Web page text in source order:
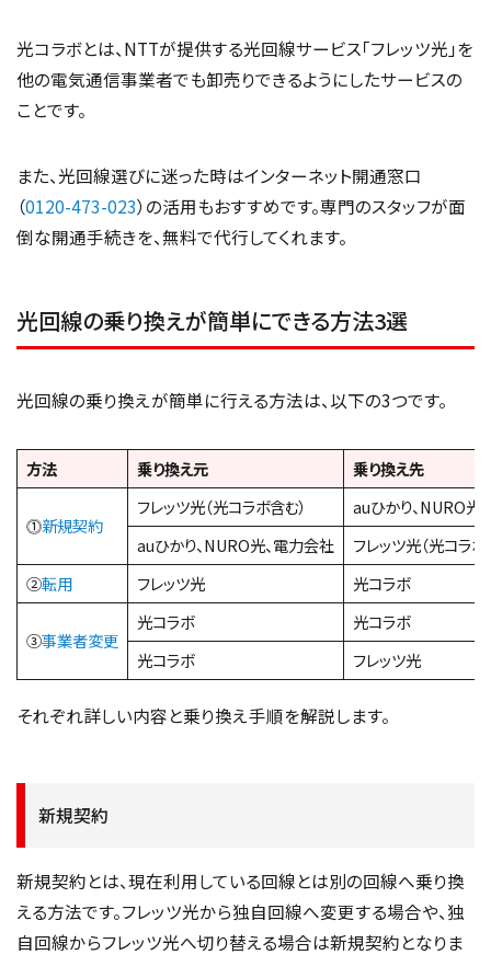
光コラボとは、NTTが提供する光回線サービス「フレッツ光」を
他の電気通信事業者でも卸売りできるようにしたサービスの
ことです。
また、光回線選びに迷った時はインターネット開通窓口
（0120-473-023）の活用もおすすめです。専門のスタッフが面
倒な開通手続きを、無料で代行してくれます。
光回線の乗り換えが簡単にできる方法3選
光回線の乗り換えが簡単に行える方法は、以下の3つです。
方法 乗り換え元 乗り換え先
⓵新規契約
フレッツ光（光コラボ含む）
auひかり、NURO光
auひかり、NURO光、電力会社
フレッツ光（光コラボ
②転用 フレッツ光 光コラボ
③事業者変更
光コラボ
光コラボ
光コラボ
フレッツ光
それぞれ詳しい内容と乗り換え手順を解説します。
新規契約
新規契約とは、現在利用している回線とは別の回線へ乗り換
える方法です。フレッツ光から独自回線へ変更する場合や、独
自回線からフレッツ光へ切り替える場合は新規契約となりま